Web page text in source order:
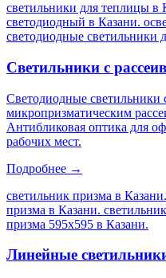
светильники для теплицы в
светодиодный в Казани.
светодиодные светильники
Светильники с
Светодиодные светильники
микропризматическим
Антибликовая оптика для
рабочих мест.
Подробнее →
светильник призма в
призма в Казани.
призма 595х595 в Казани.
Линейные